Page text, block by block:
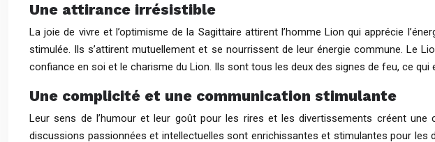
Une attirance irrésistible
La joie de vivre et l’optimisme de la Sagittaire attirent l’homme Lion qui apprécie
stimulée. Ils s’attirent mutuellement et se nourrissent de leur énergie commune. Le
confiance en soi et le charisme du Lion. Ils sont tous les deux des signes de feu, ce
Une complicité et une communication stimulante
Leur sens de l’humour et leur goût pour les rires et les divertissements créent
discussions passionnées et intellectuelles sont enrichissantes et stimulantes pour